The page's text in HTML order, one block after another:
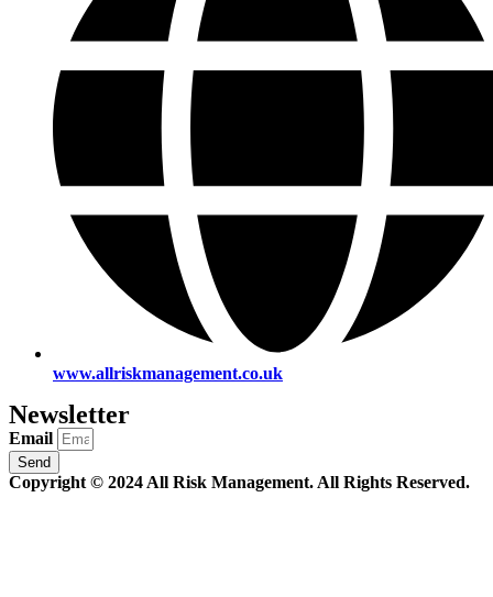
www.allriskmanagement.co.uk
Newsletter
Email
Send
Copyright © 2024 All Risk Management. All Rights Reserved.